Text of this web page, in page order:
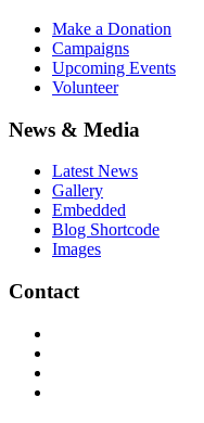
Make a Donation
Campaigns
Upcoming Events
Volunteer
News & Media
Latest News
Gallery
Embedded
Blog Shortcode
Images
Contact